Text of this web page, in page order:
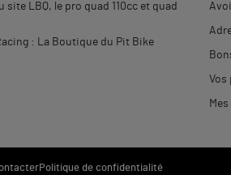
site LBQ, le pro quad 110cc et quad
: La Boutique du Pit Bike
Vos
Politique de confidentialité